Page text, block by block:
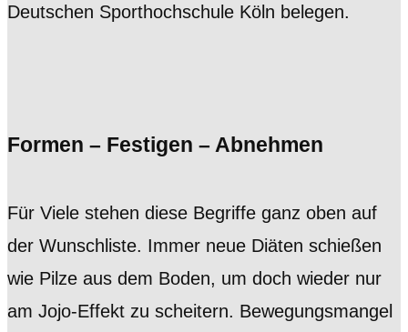
Deutschen Sporthochschule Köln belegen.
Formen – Festigen – Abnehmen
Für Viele stehen diese Begriffe ganz oben auf
der Wunschliste. Immer neue Diäten schießen
wie Pilze aus dem Boden, um doch wieder nur
am Jojo-Effekt zu scheitern. Bewegungsmangel